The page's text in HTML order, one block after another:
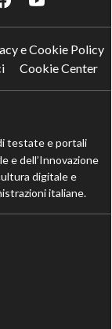
e Cookie Policy
Cookie Center
testate e portali
e dell’Innovazione
digitale e
italiane.